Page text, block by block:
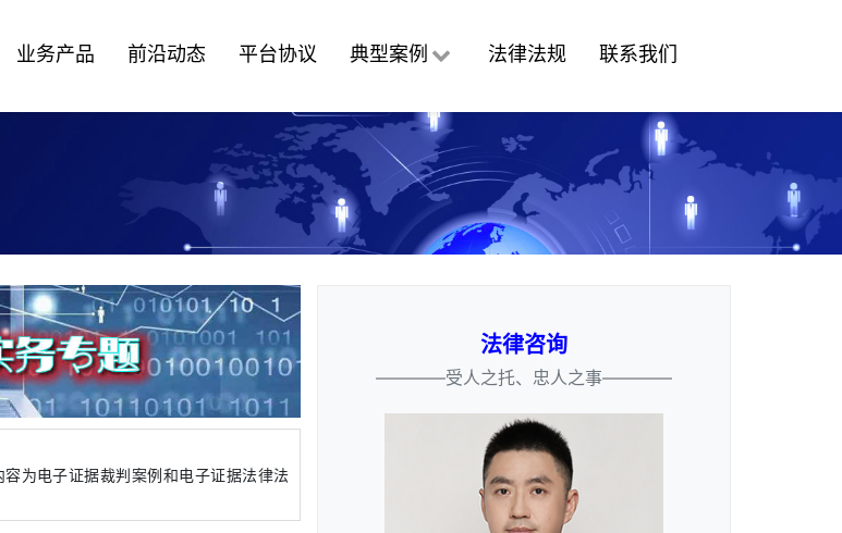
业务产品 前沿动态 平台协议 典型案例 法律法规 联系我们
为电子证据裁判案例和电子证据法律法
法律咨询
————受人之托、忠人之事————